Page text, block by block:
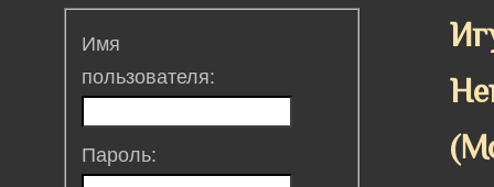
Имя
пользователя:
Пароль: